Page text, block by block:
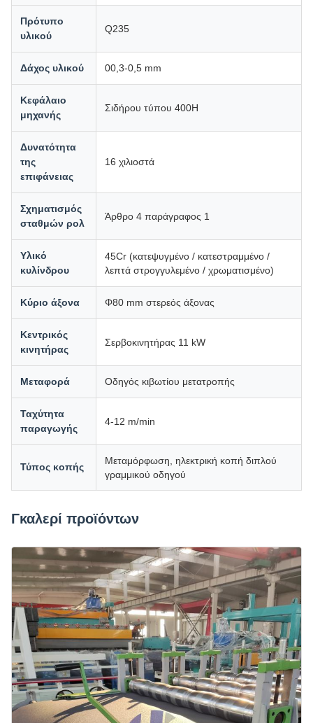
Πρότυπο
υλικού
Q235
Δάχος υλικού 00,3-0,5 mm
Κεφάλαιο
μηχανής
Σιδήρου τύπου 400H
Δυνατότητα
της
επιφάνειας
16 χιλιοστά
Σχηματισμός
σταθμών ρολ
Άρθρο 4 παράγραφος 1
Υλικό
κυλίνδρου
45Cr (κατεψυγμένο / κατεστραμμένο /
λεπτά στρογγυλεμένο / χρωματισμένο)
Κύριο άξονα Φ80 mm στερεός άξονας
Κεντρικός
κινητήρας
Σερβοκινητήρας 11 kW
Μεταφορά Οδηγός κιβωτίου μετατροπής
Ταχύτητα
παραγωγής
4-12 m/min
Τύπος κοπής
Μεταμόρφωση, ηλεκτρική κοπή διπλού
γραμμικού οδηγού
Γκαλερί προϊόντων